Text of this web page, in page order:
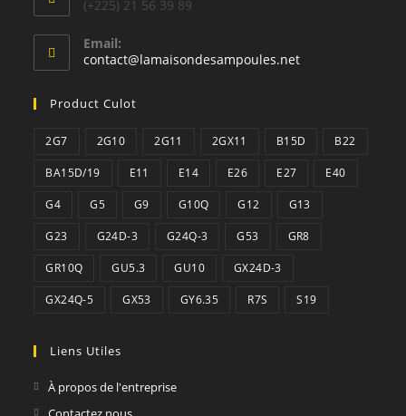
(+225) 21 56 39 89
Email:
contact@lamaisondesampoules.netS’ouvre
Product Culot
2G7 2G10 2G11 2GX11 B15D B22
BA15D/19 E11 E14 E26 E27 E40
G4 G5 G9 G10Q G12 G13
G23 G24D-3 G24Q-3 G53 GR8
GR10Q GU5.3 GU10 GX24D-3
GX24Q-5 GX53 GY6.35 R7S S19
Liens Utiles
À propos de l'entreprise